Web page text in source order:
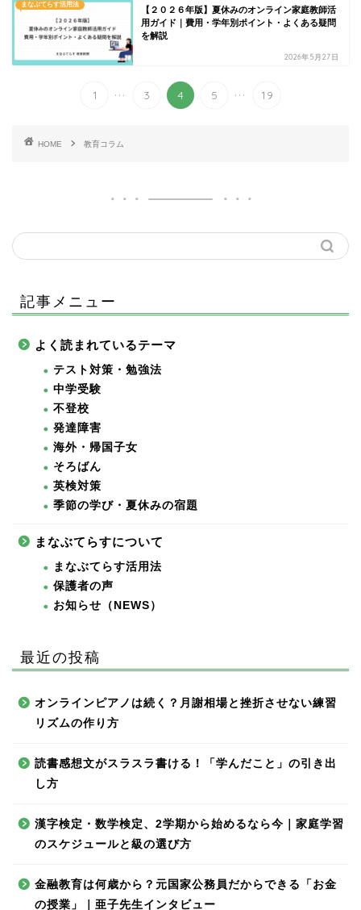
まなぶてらす活用法
【２０２６年版】夏休みのオンライン家庭教師活
用ガイド｜費用・学年別ポイント・よくある疑問
を解説
2026年5月27日
1 ... 3 4 5 ... 19
HOME 教育コラム
記事メニュー
よく読まれているテーマ
テスト対策・勉強法
中学受験
不登校
発達障害
海外・帰国子女
そろばん
英検対策
季節の学び・夏休みの宿題
まなぶてらすについて
まなぶてらす活用法
保護者の声
お知らせ（NEWS）
最近の投稿
オンラインピアノは続く？月謝相場と挫折させない練習
リズムの作り方
読書感想文がスラスラ書ける！「学んだこと」の引き出
し方
漢字検定・数学検定、2学期から始めるなら今｜家庭学習
のスケジュールと級の選び方
金融教育は何歳から？元国家公務員だからできる「お金
の授業」｜亜子先生インタビュー